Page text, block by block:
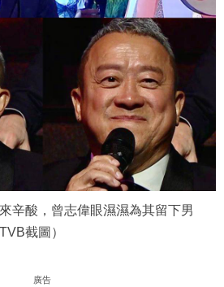
辛酸，曾志偉眼濕濕為其留下男
截圖）
廣告